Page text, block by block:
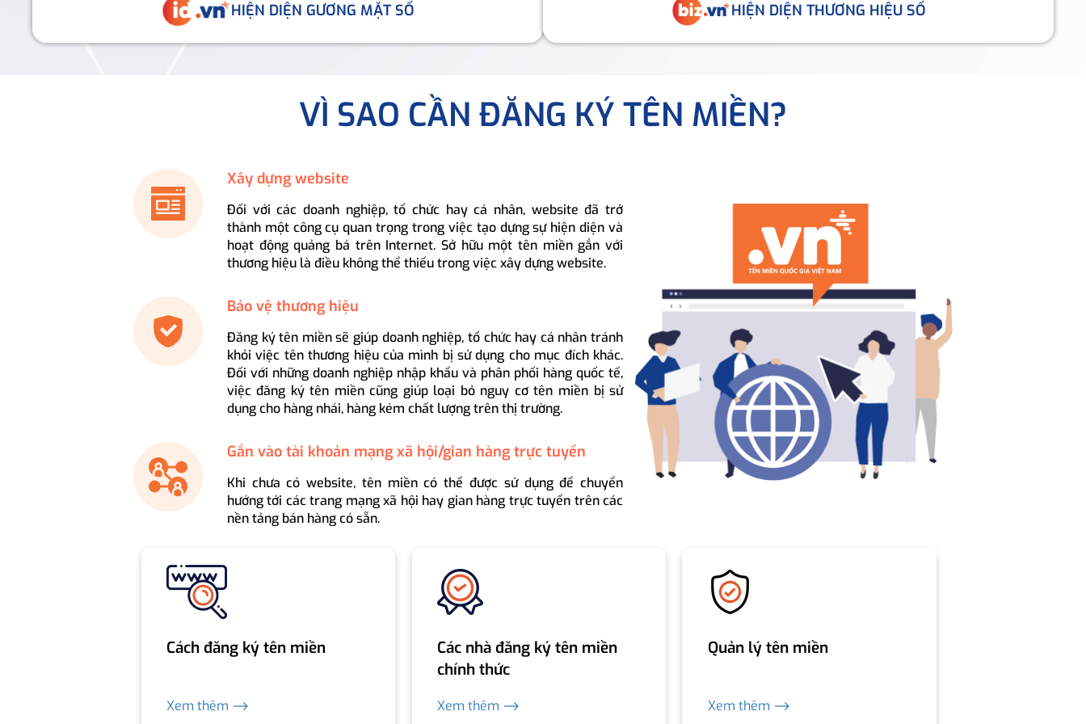
HIỆN DIỆN GƯƠNG MẶT SỐ HIỆN DIỆN THƯƠNG HIỆU SỐ
VÌ SAO CẦN ĐĂNG KÝ TÊN MIỀN?
Xây dựng website
Đối với các doanh nghiệp, tổ chức hay cá nhân, website đã trở
thành một công cụ quan trọng trong việc tạo dựng sự hiện diện và
hoạt động quảng bá trên Internet. Sở hữu một tên miền gắn với
thương hiệu là điều không thể thiếu trong việc xây dựng website.
Bảo vệ thương hiệu
Đăng ký tên miền sẽ giúp doanh nghiệp, tổ chức hay cá nhân tránh
khỏi việc tên thương hiệu của mình bị sử dụng cho mục đích khác.
Đối với những doanh nghiệp nhập khẩu và phân phối hàng quốc tế,
việc đăng ký tên miền cũng giúp loại bỏ nguy cơ tên miền bị sử
dụng cho hàng nhái, hàng kém chất lượng trên thị trường.
Gắn vào tài khoản mạng xã hội/gian hàng trực tuyến
Khi chưa có website, tên miền có thể được sử dụng để chuyển
hướng tới các trang mạng xã hội hay gian hàng trực tuyến trên các
nền tảng bán hàng có sẵn.
Cách đăng ký tên miền
Xem thêm ⟶
Các nhà đăng ký tên miền
chính thức
Xem thêm ⟶
Quản lý tên miền
Xem thêm ⟶